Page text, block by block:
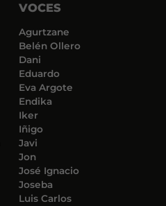
VOCES
Agurtzane
Belén Ollero
Dani
Eduardo
Eva Argote
Endika
Iker
Iñigo
Javi
Jon
José Ignacio
Joseba
Luis Carlos